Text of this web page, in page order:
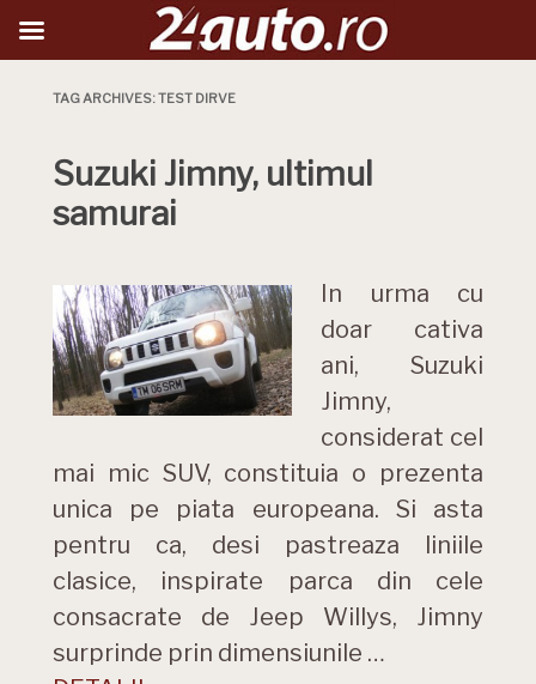
TAG ARCHIVES:TEST DIRVE
Suzuki Jimny, ultimul
samurai
In urma cu
doar cativa
ani, Suzuki
Jimny,
considerat cel
mai mic SUV, constituia o prezenta
unica pe piata europeana. Si asta
pentru ca, desi pastreaza liniile
clasice, inspirate parca din cele
consacrate de Jeep Willys, Jimny
surprinde prin dimensiunile …